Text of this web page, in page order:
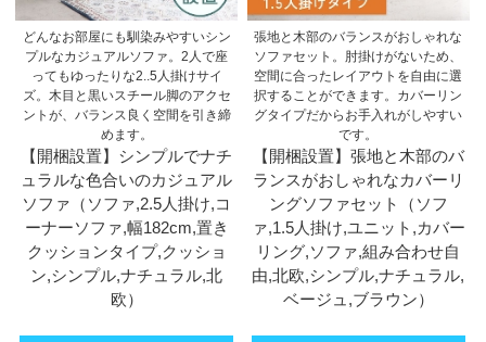
どんなお部屋にも馴染みやすいシン
プルなカジュアルソファ。2人で座
ってもゆったりな2..5人掛けサイ
ズ。木目と黒いスチール脚のアクセ
ントが、バランス良く空間を引き締
めます。
【開梱設置】シンプルでナチ
ュラルな色合いのカジュアル
ソファ（ソファ,2.5人掛け,コ
ーナーソファ,幅182cm,置き
クッションタイプ,クッショ
ン,シンプル,ナチュラル,北
欧）
張地と木部のバランスがおしゃれな
ソファセット。肘掛けがないため、
空間に合ったレイアウトを自由に選
択することができます。カバーリン
グタイプだからお手入れがしやすい
です。
【開梱設置】張地と木部のバ
ランスがおしゃれなカバーリ
ングソファセット（ソフ
ァ,1.5人掛け,ユニット,カバー
リング,ソファ,組み合わせ自
由,北欧,シンプル,ナチュラル,
ベージュ,ブラウン）